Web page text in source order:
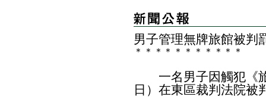
男子管理無牌旅館被判
＊ ＊ ＊ ＊ ＊ ＊ ＊ ＊ ＊ ＊ ＊
一名男子因觸犯《旅
日）在東區裁判法院被